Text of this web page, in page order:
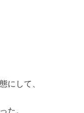
にして、
た。